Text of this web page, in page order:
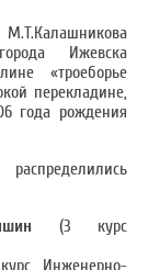
Ижевска
«троеборье
перекладине,
года рождения
(3 курс
Инженерно-